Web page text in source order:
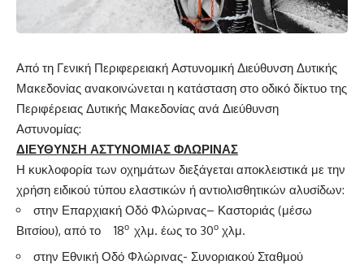
Από τη Γενική Περιφερειακή Αστυνομική Διεύθυνση Δυτικής
Μακεδονίας ανακοινώνεται η κατάσταση στο οδικό δίκτυο της
Περιφέρειας Δυτικής Μακεδονίας ανά Διεύθυνση
Αστυνομίας:
ΔΙΕΥΘΥΝΣΗ ΑΣΤΥΝΟΜΙΑΣ ΦΛΩΡΙΝΑΣ
Η κυκλοφορία των οχημάτων διεξάγεται αποκλειστικά με την
χρήση ειδικού τύπου ελαστικών ή αντιολισθητικών αλυσίδων:
στην Επαρχιακή Οδό Φλώρινας– Καστοριάς (μέσω
Βιτσίου), από το 18ο χλμ. έως το 30ο χλμ.
στην Εθνική Οδό Φλώρινας- Συνοριακού Σταθμού